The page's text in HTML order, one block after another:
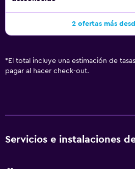
2 ofertas más
* El total incluye una estimación de
pagar al hacer check-out.
Servicios e instalaciones